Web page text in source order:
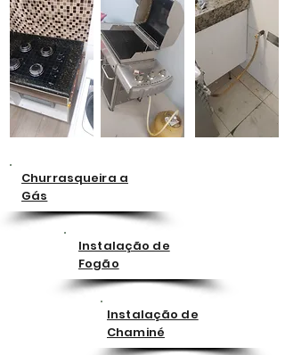
Churrasqueira a
Gás
Instalação de
Fogão
Instalação de
Chaminé